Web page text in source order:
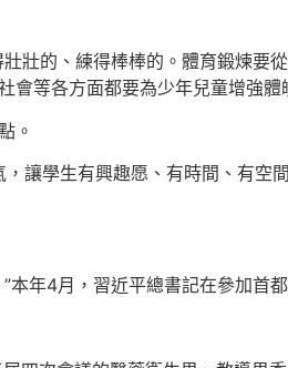
的、練得棒棒的。體育鍛煉要
等各方面都要為少年兒童增強體
。
讓學生有興趣愿、有時間、有
年4月，習近平總書記在參加首